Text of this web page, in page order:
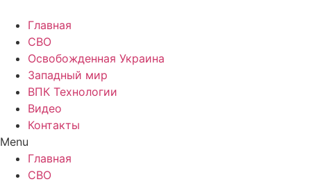
Главная
СВО
Освобожденная Украина
Западный мир
ВПК Технологии
Видео
Контакты
Menu
Главная
СВО